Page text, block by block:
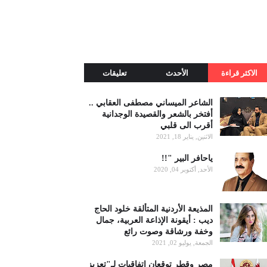
الاكثر قراءة الأحدث تعليقات
الشاعر الميساني مصطفى العقابي ..
أفتخر بالشعر والقصيدة الوجدانية
أقرب الى قلبي
الاثنين, يناير 18, 2021
ياحافر البير "!!
الأحد, أكتوبر 04, 2020
المذيعة الأردنية المتألقة خلود الحاج
ديب : أيقونة الإذاعة العربية، جمال
وخفة ورشاقة وصوت رائع
الجمعة, يوليو 02, 2021
مصر وقطر توقعان اتفاقيات لـ"تعزيز